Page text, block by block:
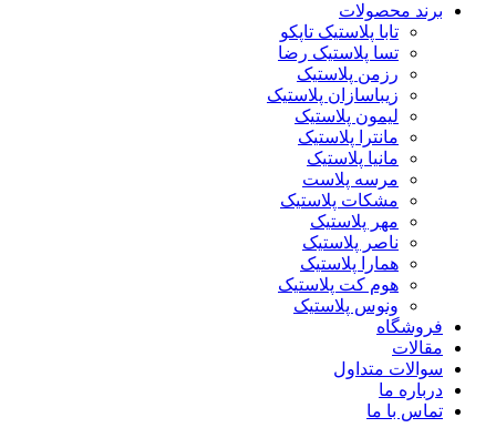
برند محصولات
تابا پلاستیک تاپکو
تسا پلاستیک رضا
رزمن پلاستیک
زیباسازان پلاستیک
لیمون پلاستیک
مانترا پلاستیک
مانیا پلاستیک
مرسه پلاست
مشکات پلاستیک
مهر پلاستیک
ناصر پلاستیک
همارا پلاستیک
هوم کت پلاستیک
ونوس پلاستیک
فروشگاه
مقالات
سوالات متداول
درباره ما
تماس با ما